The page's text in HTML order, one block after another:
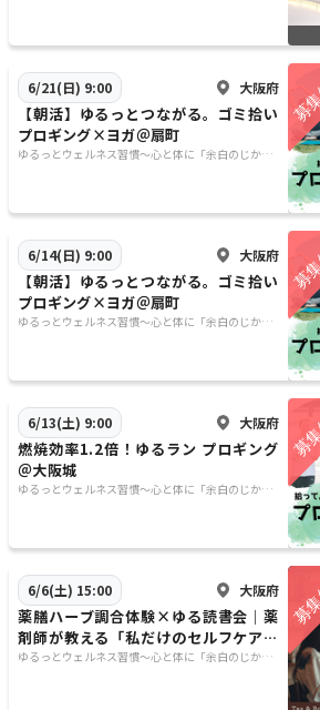
6/21(日) 9:00 大阪府
【朝活】ゆるっとつながる。ゴミ拾い
プロギング×ヨガ＠扇町
ゆるっとウェルネス習慣〜心と体に「余白のじか
6/14(日) 9:00 大阪府
【朝活】ゆるっとつながる。ゴミ拾い
プロギング×ヨガ＠扇町
ゆるっとウェルネス習慣〜心と体に「余白のじか
6/13(土) 9:00 大阪府
燃焼効率1.2倍！ゆるラン プロギング
＠大阪城
ゆるっとウェルネス習慣〜心と体に「余白のじか
6/6(土) 15:00 大阪府
薬膳ハーブ調合体験×ゆる読書会｜薬
剤師が教える「私だけのセルフケア処
方箋」
ゆるっとウェルネス習慣〜心と体に「余白のじか